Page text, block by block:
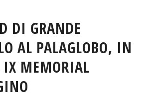
DI GRANDE
AL PALAGLOBO, IN
IX MEMORIAL